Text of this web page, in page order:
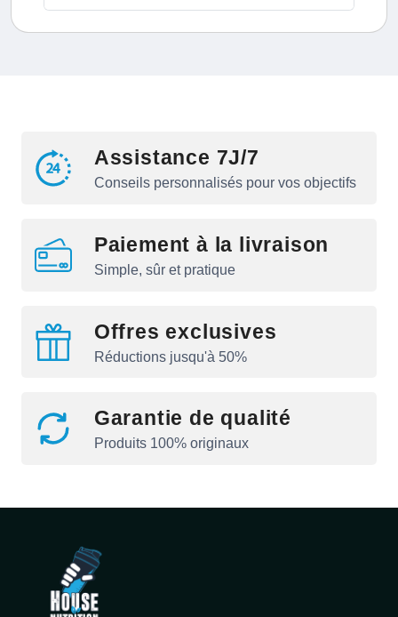
Assistance 7J/7
Conseils personnalisés pour vos objectifs
Paiement à la livraison
Simple, sûr et pratique
Offres exclusives
Réductions jusqu'à 50%
Garantie de qualité
Produits 100% originaux